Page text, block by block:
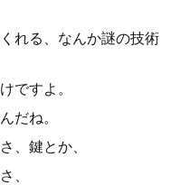
れる、なんか謎の技術
ですよ。
だね。
、鍵とか、
、